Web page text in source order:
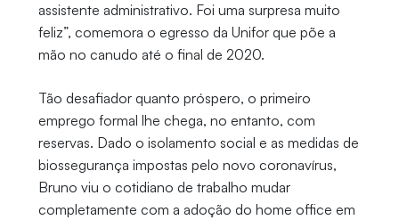
assistente administrativo. Foi uma surpresa muito
feliz”, comemora o egresso da Unifor que põe a
mão no canudo até o final de 2020.
Tão desafiador quanto próspero, o primeiro
emprego formal lhe chega, no entanto, com
reservas. Dado o isolamento social e as medidas de
biossegurança impostas pelo novo coronavírus,
Bruno viu o cotidiano de trabalho mudar
completamente com a adoção do home office em